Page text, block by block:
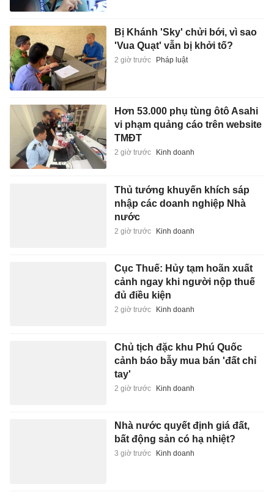
Bị Khánh 'Sky' chửi bới, vì sao
'Vua Quạt' vẫn bị khởi tố?
2 giờ trước Pháp luật
Hơn 53.000 phụ tùng ôtô Asahi
vi phạm quảng cáo trên website
TMĐT
2 giờ trước Kinh doanh
Thủ tướng khuyến khích sáp
nhập các doanh nghiệp Nhà
nước
2 giờ trước Kinh doanh
Cục Thuế: Hủy tạm hoãn xuất
cảnh ngay khi người nộp thuế
đủ điều kiện
2 giờ trước Kinh doanh
Chủ tịch đặc khu Phú Quốc
cảnh báo bẫy mua bán 'đất chỉ
tay'
2 giờ trước Kinh doanh
Nhà nước quyết định giá đất,
bất động sản có hạ nhiệt?
3 giờ trước Kinh doanh